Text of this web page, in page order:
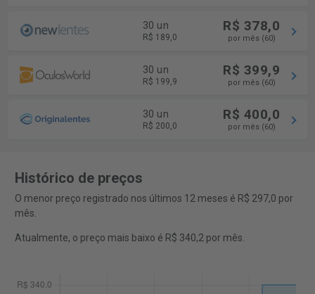
30 un
R$ 189,0
R$ 378,0
por mês (60)
30 un
R$ 199,9
R$ 399,9
por mês (60)
30 un
R$ 200,0
R$ 400,0
por mês (60)
Histórico de preços
O menor preço registrado nos últimos 12 meses é R$ 297,0 por
mês.
Atualmente, o preço mais baixo é R$ 340,2 por mês.